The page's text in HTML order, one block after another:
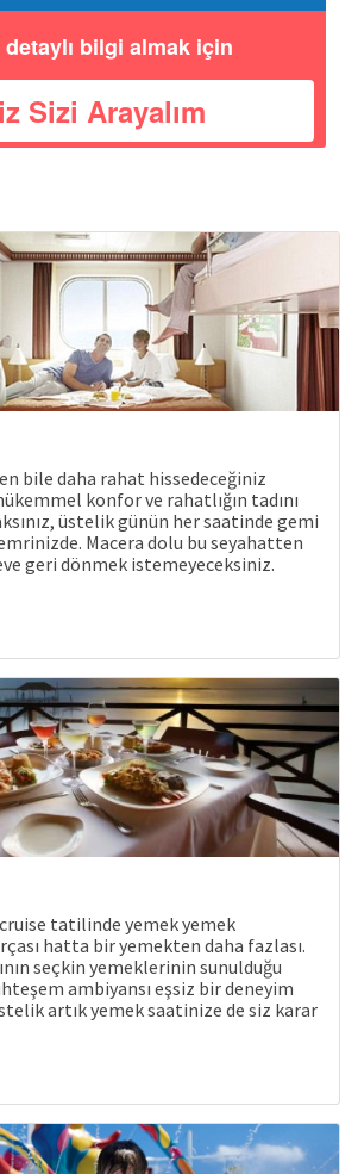
Bölgeler
detaylı bilgi almak için
Sizi Arayalım
bile daha rahat hissedeceğiniz
konfor ve rahatlığın tadını
üstelik günün her saatinde gemi
Macera dolu bu seyahatten
geri dönmek istemeyeceksiniz.
tatilinde yemek yemek
hatta bir yemekten daha fazlası.
seçkin yemeklerinin sunulduğu
ambiyansı eşsiz bir deneyim
artık yemek saatinize de siz karar